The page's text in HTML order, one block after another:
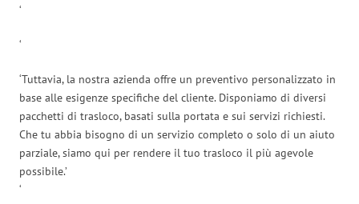
‘
‘
‘Tuttavia, la nostra azienda offre un preventivo personalizzato in
base alle esigenze specifiche del cliente. Disponiamo di diversi
pacchetti di trasloco, basati sulla portata e sui servizi richiesti.
Che tu abbia bisogno di un servizio completo o solo di un aiuto
parziale, siamo qui per rendere il tuo trasloco il più agevole
possibile.’
‘